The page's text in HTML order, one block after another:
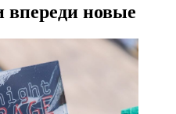
впереди новые